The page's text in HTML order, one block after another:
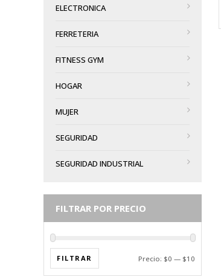
ELECTRONICA
FERRETERIA
FITNESS GYM
HOGAR
MUJER
SEGURIDAD
SEGURIDAD INDUSTRIAL
FILTRAR POR PRECIO
FILTRAR Precio: $0 — $10